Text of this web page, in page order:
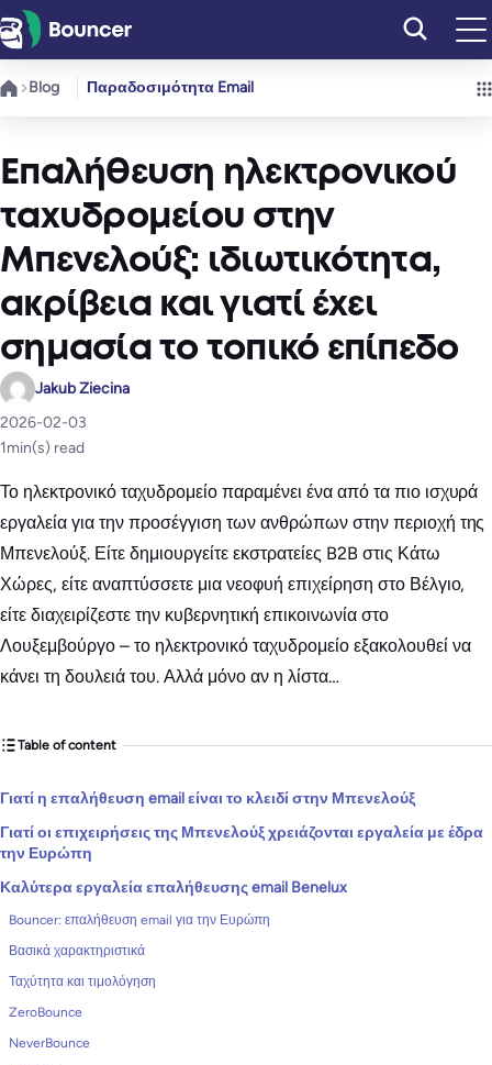
Μετάβαση
στο
περιεχόμενο
Blog Παραδοσιμότητα Email
Επαλήθευση ηλεκτρονικού
ταχυδρομείου στην
Μπενελούξ: ιδιωτικότητα,
ακρίβεια και γιατί έχει
σημασία το τοπικό επίπεδο
Jakub Ziecina
2026-02-03
1min(s) read
Το ηλεκτρονικό ταχυδρομείο παραμένει ένα από τα πιο ισχυρά
εργαλεία για την προσέγγιση των ανθρώπων στην περιοχή της
Μπενελούξ. Είτε δημιουργείτε εκστρατείες B2B στις Κάτω
Χώρες, είτε αναπτύσσετε μια νεοφυή επιχείρηση στο Βέλγιο,
είτε διαχειρίζεστε την κυβερνητική επικοινωνία στο
Λουξεμβούργο – το ηλεκτρονικό ταχυδρομείο εξακολουθεί να
κάνει τη δουλειά του. Αλλά μόνο αν η λίστα…
Table of content
Γιατί η επαλήθευση email είναι το κλειδί στην Μπενελούξ
Γιατί οι επιχειρήσεις της Μπενελούξ χρειάζονται εργαλεία με έδρα
την Ευρώπη
Καλύτερα εργαλεία επαλήθευσης email Benelux
Bouncer: επαλήθευση email για την Ευρώπη
Βασικά χαρακτηριστικά
Ταχύτητα και τιμολόγηση
ZeroBounce
NeverBounce